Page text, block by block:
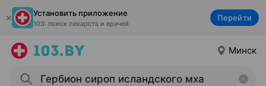
Установить приложение
103: поиск лекарств и врачей
Перейти
Минск